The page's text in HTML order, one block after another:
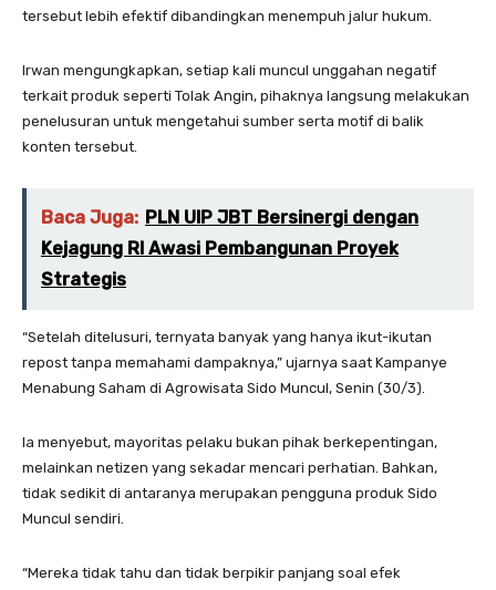
tersebut lebih efektif dibandingkan menempuh jalur hukum.
Irwan mengungkapkan, setiap kali muncul unggahan negatif
terkait produk seperti Tolak Angin, pihaknya langsung melakukan
penelusuran untuk mengetahui sumber serta motif di balik
konten tersebut.
Baca Juga: PLN UIP JBT Bersinergi dengan
Kejagung RI Awasi Pembangunan Proyek
Strategis
“Setelah ditelusuri, ternyata banyak yang hanya ikut-ikutan
repost tanpa memahami dampaknya,” ujarnya saat Kampanye
Menabung Saham di Agrowisata Sido Muncul, Senin (30/3).
Ia menyebut, mayoritas pelaku bukan pihak berkepentingan,
melainkan netizen yang sekadar mencari perhatian. Bahkan,
tidak sedikit di antaranya merupakan pengguna produk Sido
Muncul sendiri.
“Mereka tidak tahu dan tidak berpikir panjang soal efek